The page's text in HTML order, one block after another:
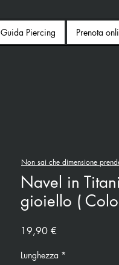
Guida Piercing Prenota
Navel in
gioiello (
19,90 €
Lunghezza *
Non sai che dimensione